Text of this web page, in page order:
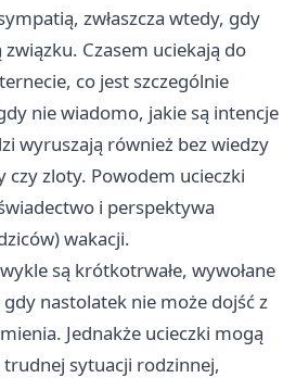
zwłaszcza wtedy, gdy
Czasem uciekają do
co jest szczególnie
nie wiadomo, jakie są intencje
wyruszają również bez wiedzy
czy zloty. Powodem ucieczki
i perspektywa
wakacji.
są krótkotrwałe, wywołane
nastolatek nie może dojść z
Jednakże ucieczki mogą
sytuacji rodzinnej,